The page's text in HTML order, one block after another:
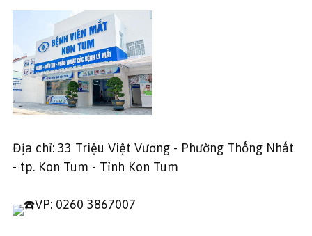
Địa chỉ: 33 Triệu Việt Vương - Phường Thống Nhất
- tp. Kon Tum - Tỉnh Kon Tum
VP: 0260 3867007